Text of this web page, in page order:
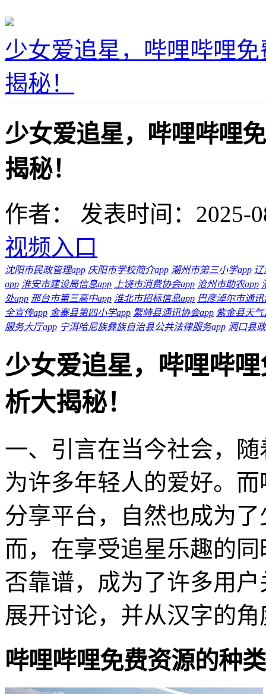
少女爱追星，哔哩哔哩
揭秘！
少女爱追星，哔哩哔哩
揭秘！
作者：
发表时间：2025-
视频入口
沈阳市民政管理app 庆阳市学校简介app 潮州市第三小学app 辽
app 淮安市建设局信息app 上饶市消费协会app 沧州市助农app
处app 邢台市第三高中app 淮北市招标信息app 巴彦淖尔市通讯
全宣传app 金寨县第四小学app 繁峙县通讯协会app 紫金县天
服务大厅app 宁洱哈尼族彝族自治县公共法律服务app 洞口县
少女爱追星，哔哩哔
析大揭秘！
一、引言在当今社会，
为许多年轻人的爱好。
分享平台，自然也成为
而，在享受追星乐趣的
否靠谱，成为了许多用
展开讨论，并从汉字的
哔哩哔哩免费资源的种类